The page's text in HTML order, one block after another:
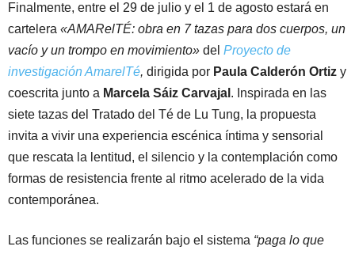
Finalmente, entre el 29 de julio y el 1 de agosto estará en
cartelera «AMARelTÉ: obra en 7 tazas para dos cuerpos, un
vacío y un trompo en movimiento» del Proyecto de
investigación AmarelTé, dirigida por Paula Calderón Ortiz y
coescrita junto a Marcela Sáiz Carvajal . Inspirada en las
siete tazas del Tratado del Té de Lu Tung, la propuesta
invita a vivir una experiencia escénica íntima y sensorial
que rescata la lentitud, el silencio y la contemplación como
formas de resistencia frente al ritmo acelerado de la vida
contemporánea.
Las funciones se realizarán bajo el sistema “paga lo que